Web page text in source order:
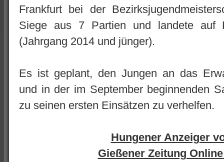
Frankfurt bei der
Siege aus 7 Partien und landete auf
(Jahrgang 2014 und jünger).
Es ist geplant, den Jungen an das
und in der im September beginnenden
zu seinen ersten Einsätzen zu verhelfen.
Hungener Anzeiger
Gießener Zeitung